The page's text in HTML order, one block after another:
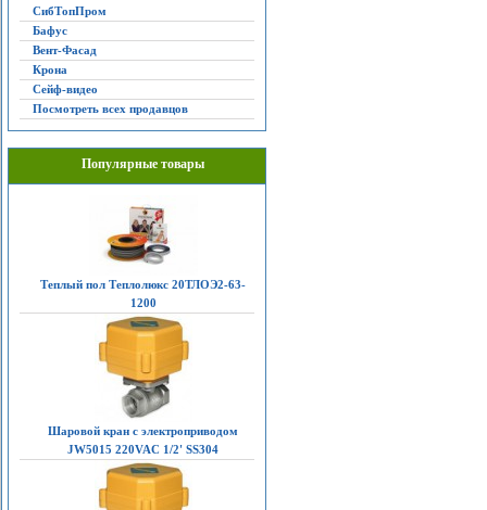
СибТопПром
Бафус
Вент-Фасад
Крона
Сейф-видео
Посмотреть всех продавцов
Популярные товары
Теплый пол Теплолюкс 20ТЛОЭ2-63-
1200
Шаровой кран с электроприводом
JW5015 220VAC 1/2' SS304